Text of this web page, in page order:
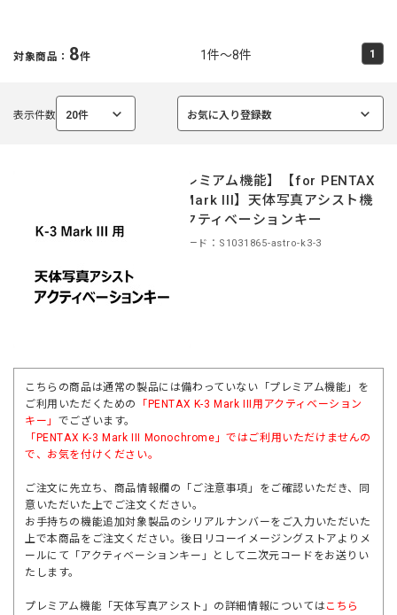
対象商品： 8件 1件～8件 1
表示件数 20件
選
お気に入り登録数
選
【プレミアム機能】【for PENTAX
K-3 Mark III】天体写真アシスト機
能アクティベーションキー
商品コード：S1031865-astro-k3-3
こちらの商品は通常の製品には備わっていない「プレミアム機能」を
ご利用いただくための
「PENTAX K-3 Mark III用アクティベーション
キー」 でございます。
「 PENTAX K-3 Mark III Monochrome」ではご利用いただけませんの
で、お気を付けください。
ご注文に先立ち、商品情報欄の「ご注意事項」をご確認いただき、同
意いただいた上でご注文ください。
お手持ちの機能追加対象製品のシリアルナンバーをご入力いただいた
上で本商品をご注文ください。後日リコーイメージングストアよりメ
ールにて「アクティベーションキー」として二次元コードをお送りい
たします。
プレミアム機能「天体写真アシスト」の詳細情報についてはこちら